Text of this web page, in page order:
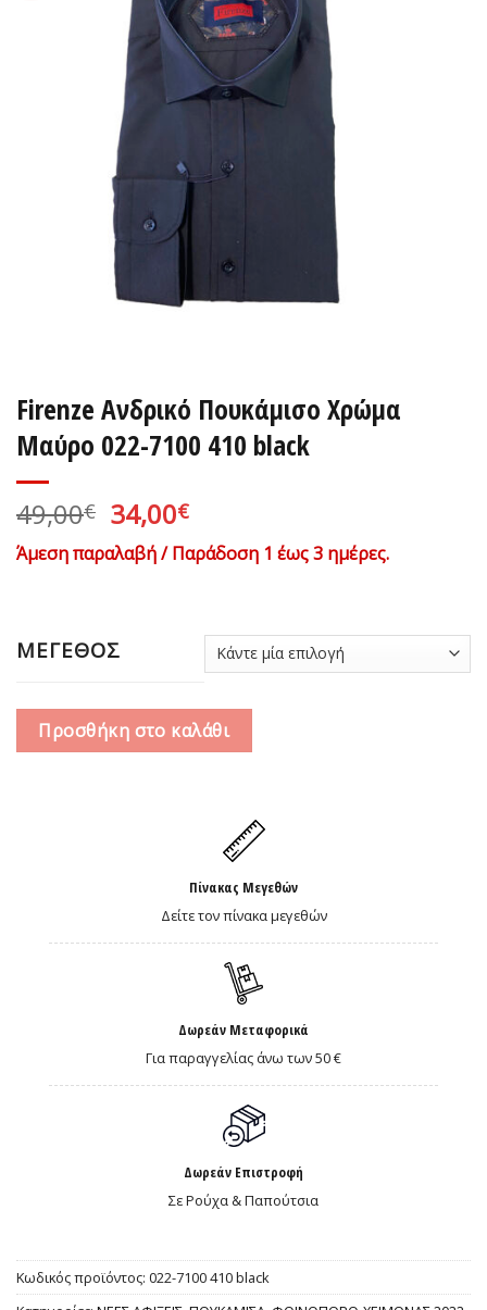
Firenze Ανδρικό Πουκάμισο Χρώμα
Μαύρο 022-7100 410 black
49,00€ Original
price
was:
34,00€Η
τρέχουσα
τιμή
Άμεση παραλαβή / Παράδοση 1 έως 3 ημέρες.
ΜΕΓΕΘΟΣ
Προσθήκη στο καλάθι
Πίνακας Μεγεθών
Δείτε τον πίνακα μεγεθών
Δωρεάν Μεταφορικά
Για παραγγελίας άνω των 50 €
Δωρεάν Επιστροφή
Σε Ρούχα & Παπούτσια
Κωδικός προϊόντος: 022-7100 410 black